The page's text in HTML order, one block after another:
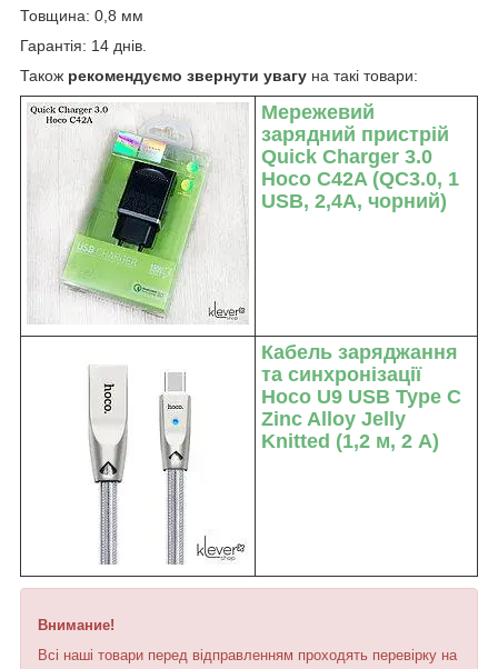
Товщина: 0,8 мм
Гарантія: 14 днів.
Також рекомендуємо звернути увагу на такі товари:
Мережевий
зарядний пристрій
Quick Charger 3.0
Hoco C42A (QC3.0, 1
USB, 2,4A, чорний)
Кабель заряджання
та синхронізації
Hoco U9 USB Type C
Zinc Alloy Jelly
Knitted (1,2 м, 2 А)
Внимание!
Всі наші товари перед відправленням проходять перевірку на